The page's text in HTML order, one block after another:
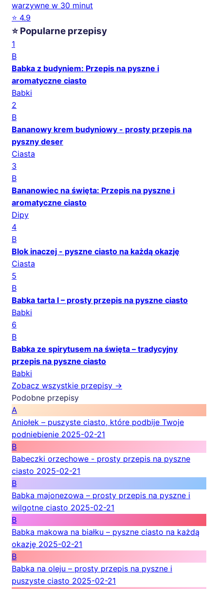
warzywne w 30 minut
⭐ 4.9
⭐ Popularne przepisy
1
B
Babka z budyniem: Przepis na pyszne i
aromatyczne ciasto
Babki
2
B
Bananowy krem budyniowy - prosty przepis na
pyszny deser
Ciasta
3
B
Bananowiec na święta: Przepis na pyszne i
aromatyczne ciasto
Dipy
4
B
Blok inaczej - pyszne ciasto na każdą okazję
Ciasta
5
B
Babka tarta I – prosty przepis na pyszne ciasto
Babki
6
B
Babka ze spirytusem na święta – tradycyjny
przepis na pyszne ciasto
Babki
Zobacz wszystkie przepisy →
Podobne przepisy
A
Aniołek – puszyste ciasto, które podbije Twoje
podniebienie 2025-02-21
B
Babeczki orzechowe - prosty przepis na pyszne
ciasto 2025-02-21
B
Babka majonezowa – prosty przepis na pyszne i
wilgotne ciasto 2025-02-21
B
Babka makowa na białku – pyszne ciasto na każdą
okazję 2025-02-21
B
Babka na oleju – prosty przepis na pyszne i
puszyste ciasto 2025-02-21